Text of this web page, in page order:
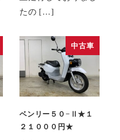
たの […]
中古車
ベンリー５０−Ⅱ★１
２１０００円★